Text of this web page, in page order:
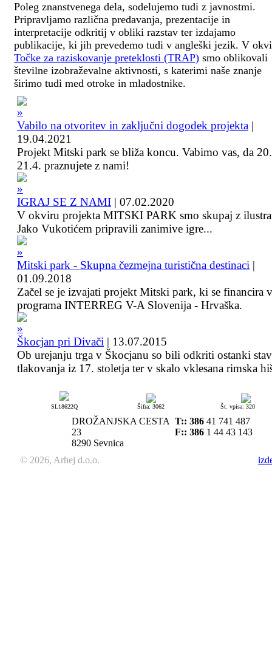
Poleg znanstvenega dela, sodelujemo tudi z javnostmi.
Pripravljamo različna predavanja, prezentacije in
interpretacije odkritij v obliki razstav ter izdajamo
publikacije, ki jih prevedemo tudi v angleški jezik. V
Točke za raziskovanje preteklosti (TRAP) smo oblikovali
številne izobraževalne aktivnosti, s katerimi naše znanje
širimo tudi med otroke in mladostnike.
Vabilo na otvoritev in zaključni dogodek projekta |
19.04.2021
Projekt Mitski park se bliža koncu. Vabimo vas, da
21.4. praznujete z nami!
IGRAJ SE Z NAMI | 07.02.2020
V okviru projekta MITSKI PARK smo skupaj z
Jako Vukotićem pripravili zanimive igre...
Mitski park - Skupna čezmejna turistična destinaci |
01.09.2018
Začel se je izvajati projekt Mitski park, ki se financira
programa INTERREG V-A Slovenija - Hrvaška.
Škocjan pri Divači | 13.07.2015
Ob urejanju trga v Škocjanu so bili odkriti ostanki
tlakovanja iz 17. stoletja ter v skalo vklesana rimska
SL18622Q Šifra: 3062 Št. vpisa: 320
DROŽANJSKA CESTA
23
8290 Sevnica
T:: 386 41 741 487
F:: 386 1 44 43 143
© 2026, Arhej d.o.o.